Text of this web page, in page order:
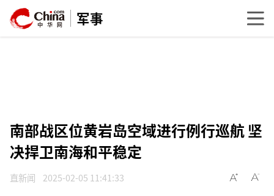
军事
南部战区位黄岩岛空域进行例行巡航 坚
决捍卫南海和平稳定
直新闻 2025-02-05 11:41:33